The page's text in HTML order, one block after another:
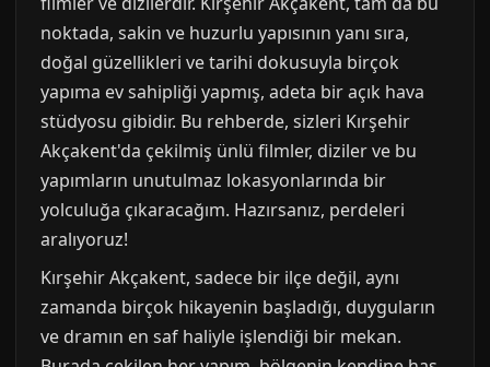
noktada, sakin ve huzurlu yapısının yanı sıra,
doğal güzellikleri ve tarihi dokusuyla birçok
yapıma ev sahipliği yapmış, adeta bir açık hava
stüdyosu gibidir. Bu rehberde, sizleri Kırşehir
Akçakent'da çekilmiş ünlü filmler, diziler ve bu
yapımların unutulmaz lokasyonlarında bir
yolculuğa çıkaracağım. Hazırsanız, perdeleri
aralıyoruz!
Kırşehir Akçakent, sadece bir ilçe değil, aynı
zamanda birçok hikayenin başladığı, duyguların
ve dramın en saf haliyle işlendiği bir mekan.